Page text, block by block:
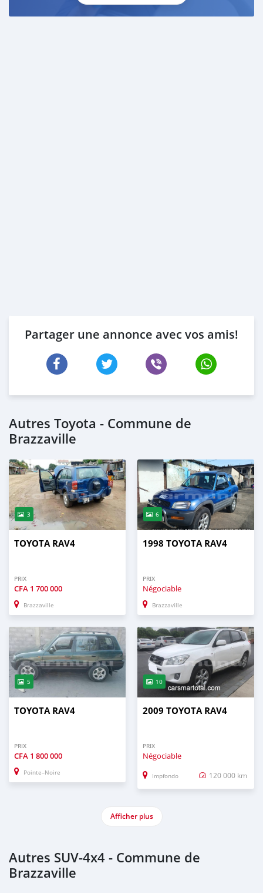
Partager une annonce avec vos amis!
Autres Toyota - Commune de
Brazzaville
3
TOYOTA RAV4
PRIX
CFA 1 700 000
Brazzaville
6
1998 TOYOTA RAV4
PRIX
Négociable
Brazzaville
5
TOYOTA RAV4
PRIX
CFA 1 800 000
Pointe–Noire
10
2009 TOYOTA RAV4
PRIX
Négociable
Impfondo 120 000 km
Afficher plus
Autres SUV‒4x4 - Commune de
Brazzaville